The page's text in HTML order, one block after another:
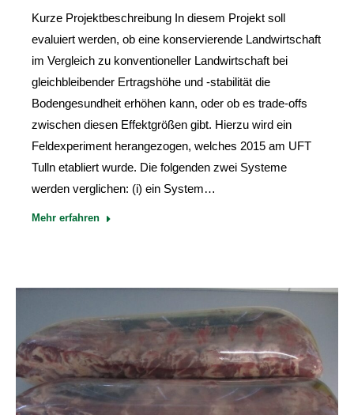
Kurze Projektbeschreibung In diesem Projekt soll
evaluiert werden, ob eine konservierende Landwirtschaft
im Vergleich zu konventioneller Landwirtschaft bei
gleichbleibender Ertragshöhe und -stabilität die
Bodengesundheit erhöhen kann, oder ob es trade-offs
zwischen diesen Effektgrößen gibt. Hierzu wird ein
Feldexperiment herangezogen, welches 2015 am UFT
Tulln etabliert wurde. Die folgenden zwei Systeme
werden verglichen: (i) ein System…
Mehr erfahren